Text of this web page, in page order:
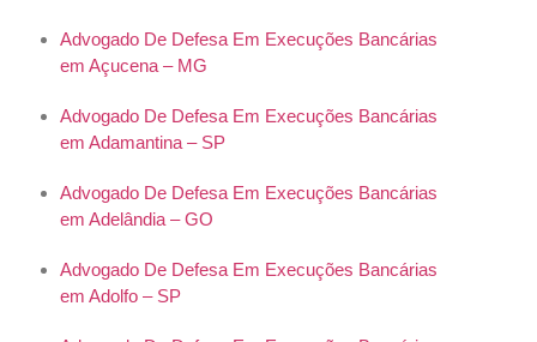
Advogado De Defesa Em Execuções Bancárias
em Açucena – MG
Advogado De Defesa Em Execuções Bancárias
em Adamantina – SP
Advogado De Defesa Em Execuções Bancárias
em Adelândia – GO
Advogado De Defesa Em Execuções Bancárias
em Adolfo – SP